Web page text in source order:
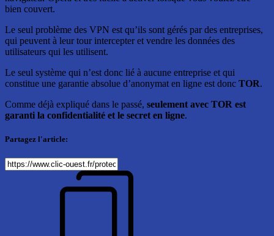
bien couvert.
Le seul problème des VPN est qu’ils sont gérés par des entreprises,
qui peuvent à leur tour intercepter et vendre les données des
utilisateurs qui les utilisent.
Le seul système qui n’est donc lié à aucune entreprise et qui
constitue une garantie absolue d’anonymat en ligne est donc TOR.
Comme déjà expliqué dans le passé, seulement avec TOR est
garanti la confidentialité et le secret en ligne.
Partagez l'article: